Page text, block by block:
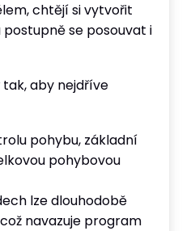
chtějí si vytvořit
se posouvat i
aby nejdříve
pohybu, základní
pohybovou
lze dlouhodobě
navazuje program